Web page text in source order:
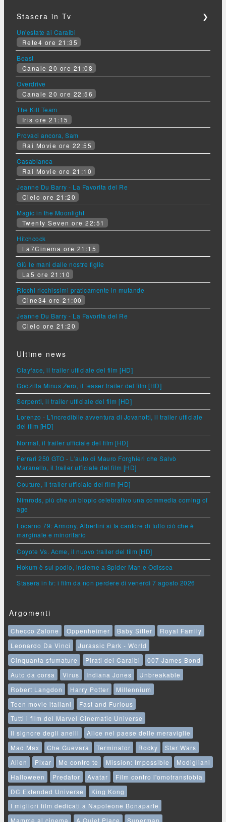
Stasera in Tv ❯
Un'estate ai Caraibi
Rete4 ore 21:35
Beast
Canale 20 ore 21:08
Overdrive
Canale 20 ore 22:56
The Kill Team
Iris ore 21:15
Provaci ancora, Sam
Rai Movie ore 22:55
Casablanca
Rai Movie ore 21:10
Jeanne Du Barry - La Favorita del Re
Cielo ore 21:20
Magic in the Moonlight
Twenty Seven ore 22:51
Hitchcock
La7Cinema ore 21:15
Giù le mani dalle nostre figlie
La5 ore 21:10
Ricchi ricchissimi praticamente in mutande
Cine34 ore 21:00
Jeanne Du Barry - La Favorita del Re
Cielo ore 21:20
Ultime news
Clayface, il trailer ufficiale del film [HD]
Godzilla Minus Zero, il teaser trailer del film [HD]
Serpenti, il trailer ufficiale del film [HD]
Lorenzo - L'incredibile avventura di Jovanotti, il trailer ufficiale
del film [HD]
Normal, il trailer ufficiale del film [HD]
Ferrari 250 GTO - L'auto di Mauro Forghieri che Salvò
Maranello, il trailer ufficiale del film [HD]
Couture, il trailer ufficiale del film [HD]
Nimrods, più che un biopic celebrativo una commedia coming of
age
Locarno 79: Armony, Albertini si fa cantore di tutto ciò che è
marginale e minoritario
Coyote Vs. Acme, il nuovo trailer del film [HD]
Hokum è sul podio, insieme a Spider Man e Odissea
Stasera in tv: i film da non perdere di venerdì 7 agosto 2026
Argomenti
Checco Zalone Oppenheimer Baby Sitter
Royal Family
Leonardo Da Vinci
Jurassic Park - World
Cinquanta sfumature
Pirati dei Caraibi
007 James Bond
Auto da corsa
Virus Indiana Jones
Unbreakable
Robert Langdon
Harry Potter
Millennium
Teen movie italiani
Fast and Furious
Tutti i film del Marvel Cinematic Universe
Il signore degli anelli
Alice nel paese delle meraviglie
Mad Max
Che Guevara Terminator Rocky
Star Wars
Alien
Pixar Me contro te Mission: Impossible
Modigliani
Halloween
Predator Avatar
Film contro l'omotransfobia
DC Extended Universe
King Kong
I migliori film dedicati a Napoleone Bonaparte